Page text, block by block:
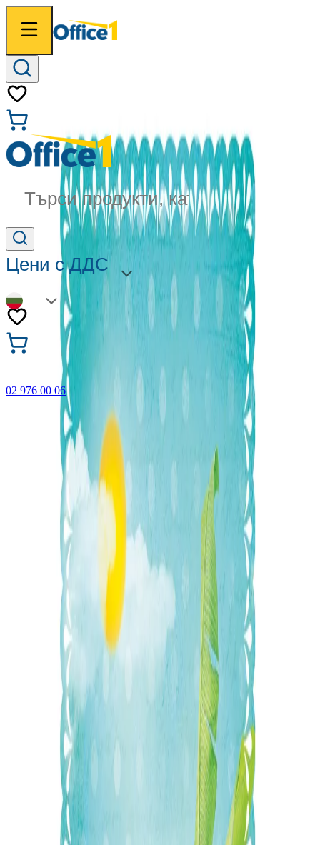
Търси продукти, категории...
Цени с ДДС
BG
02 976 00 06
🎁 Купи 3 продукта с марката Faber-Castell и вземи
най-евтиния БЕЗПЛАТНО! Важи само онлайн до